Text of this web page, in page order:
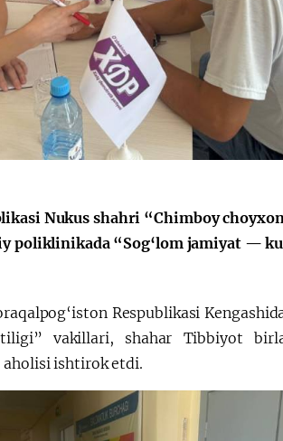
Nukus shahri “Chimboy
poliklinikada “Sog‘lom jamiyat —
Respublikasi
vakillari, shahar Tibbiyot
ishtirok etdi.